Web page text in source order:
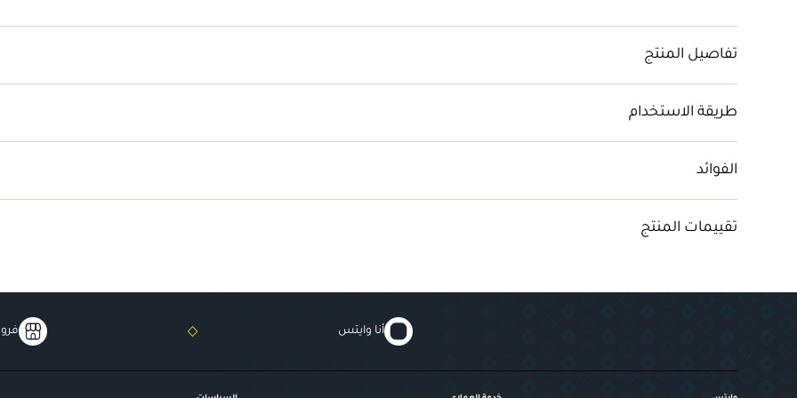
قابل للدمج بسهولة: يتناسب
تفاصيل المنتج
طريقة الاستخدام
الفوائد
تقييمات المنتج
أنا وايتس